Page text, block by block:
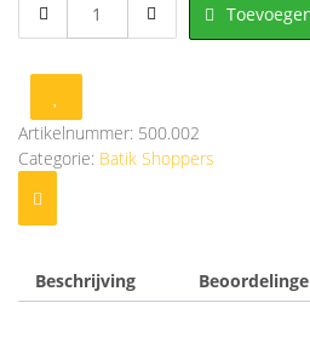
Shopper
Bruin
-
500.002
Artikelnummer: 500.002
Categorie: Batik Shoppers
Beschrijving